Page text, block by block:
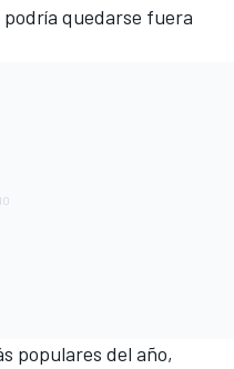
quedarse fuera
populares del año,